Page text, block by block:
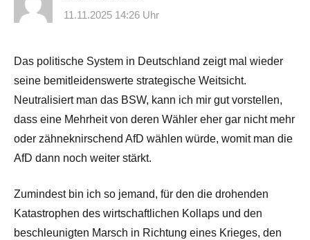
11.11.2025 14:26 Uhr
Das politische System in Deutschland zeigt mal wieder
seine bemitleidenswerte strategische Weitsicht.
Neutralisiert man das BSW, kann ich mir gut vorstellen,
dass eine Mehrheit von deren Wähler eher gar nicht mehr
oder zähneknirschend AfD wählen würde, womit man die
AfD dann noch weiter stärkt.
Zumindest bin ich so jemand, für den die drohenden
Katastrophen des wirtschaftlichen Kollaps und den
beschleunigten Marsch in Richtung eines Krieges, den